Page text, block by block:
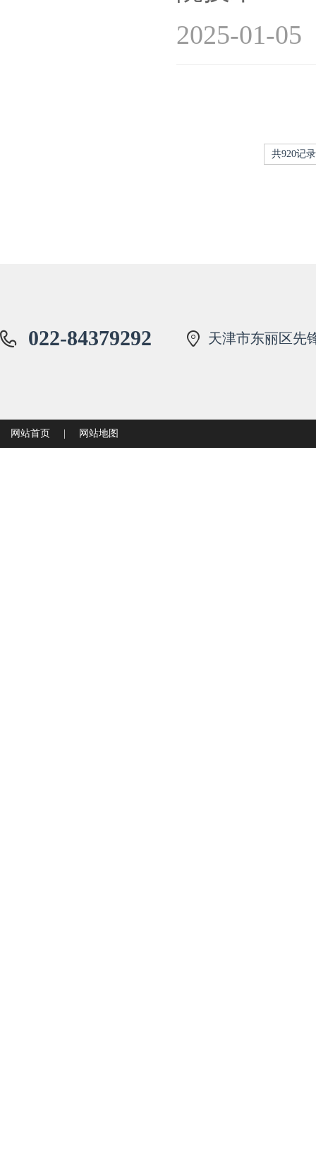
2025-01-05
共920记录
022-84379292 天津市东丽区先
网站首页 网站地图